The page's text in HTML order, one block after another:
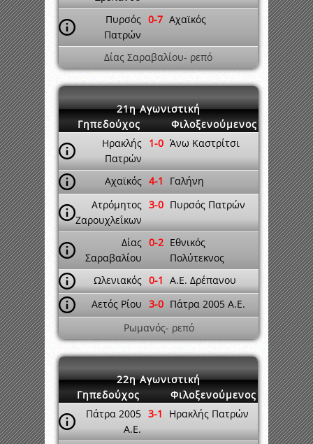
Πυρσός
Πατρών
0-7 Αχαϊκός
Δίας Σαραβαλίου- ρεπό
21η Αγωνιστική
Γηπεδούχος
Φιλοξενούμενος
Ηρακλής
Πατρών
1-0 Άνω Καστρίτσι
Αχαϊκός 4-1
Γαλήνη
Ατρόμητος
Ζαρουχλεΐκων
3-0 Πυρσός Πατρών
Δίας
Σαραβαλίου
0-2 Εθνικός
Πολύτεκνος
Ωλενιακός 0-1 A.E. Δρέπανου
Αετός Ρίου 3-0 Πάτρα 2005 A.E.
Ρωμανός- ρεπό
22η Αγωνιστική
Γηπεδούχος
Φιλοξενούμενος
Πάτρα 2005
A.E.
3-1 Ηρακλής Πατρών